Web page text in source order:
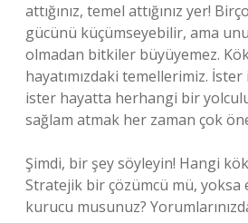
attığınız, temel attığınız yer!
gücünü küçümseyebilir, ama
olmadan bitkiler büyüyemez.
hayatımızdaki temellerimiz.
ister hayatta herhangi bir
sağlam atmak her zaman çok
Şimdi, bir şey söyleyin! Hangi
Stratejik bir çözümcü mü, yoksa
kurucu musunuz?